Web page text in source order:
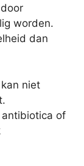
worden.
dan
niet
of